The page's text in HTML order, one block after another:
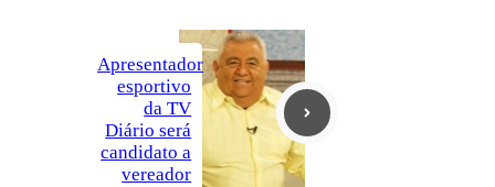
Apresentador
esportivo
da TV
Diário será
candidato a
vereador